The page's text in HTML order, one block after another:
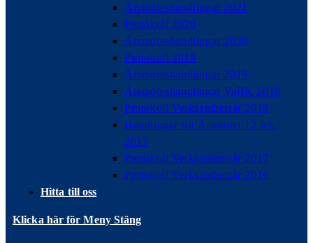
Årsmöteshandlingar 2021
Protokoll 2020
Årsmöteshandlingar 2020
Protokoll 2019
Årsmöteshandlingar 2019
Årsmöteshandlingar VaBK 2018
Protokoll Verksamhetsår 2018
Handlingar till Årsmötet 12 feb,
2017
Protokoll Verksamhetsår 2017
Protokoll Verksamhetsår 2016
Hitta till oss
Klicka här för Meny Stäng